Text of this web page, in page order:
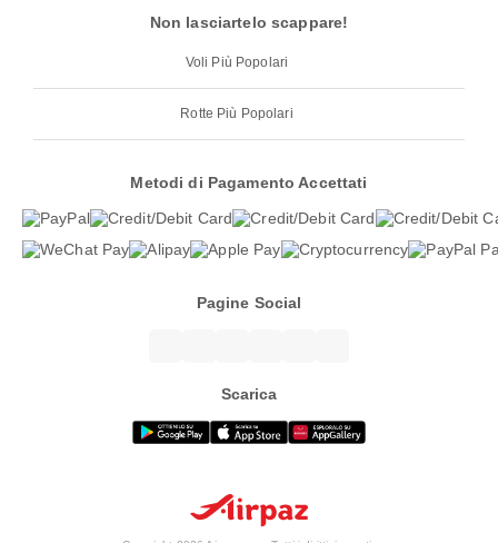
Non lasciartelo scappare!
Voli Più Popolari
Rotte Più Popolari
Metodi di Pagamento Accettati
Pagine Social
Scarica